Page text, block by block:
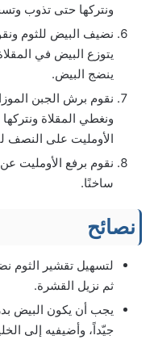
ونتركها حتى تذوب
نضيف البيض للثوم
يتوزع البيض في
ينضج البيض.
نقوم برش الجبن
ونغطي المقلاة
الأومليت على النصف
نقوم برفع الأومليت
ساخنًا.
نصائح
لتسهيل تقشير الثوم
ثم نزيل القشرة.
يجب أن يكون البيض
جيّداً، وأضيفيه إلى